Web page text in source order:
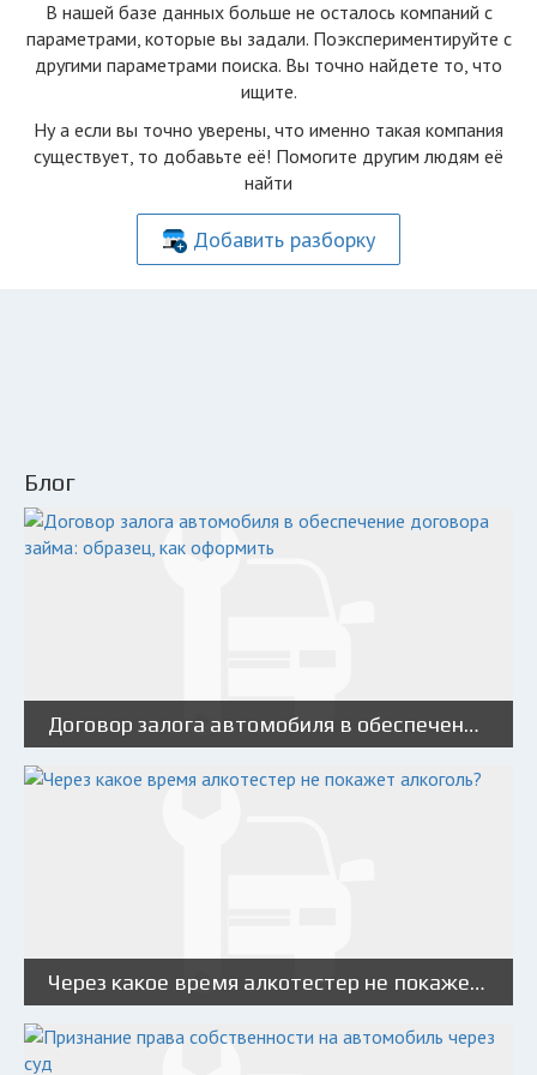
В нашей базе данных больше не осталоcь компаний с
параметрами, которые вы задали. Поэкспериментируйте с
другими параметрами поиска. Вы точно найдете то, что
ищите.
Ну а если вы точно уверены, что именно такая компания
существует, то добавьте её! Помогите другим людям её
найти
Добавить разборку
Блог
Договор залога автомобиля в обеспечение договора займа: образец, как оформить
Через какое время алкотестер не покажет алкоголь?